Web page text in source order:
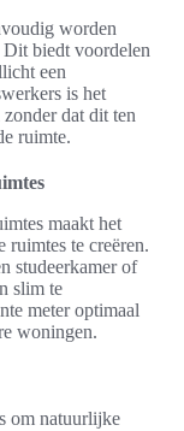
worden
Dit biedt voordelen
een
is het
dat dit ten
ruimte.
maakt het
te creëren.
studeerkamer of
slim te
meter optimaal
woningen.
om natuurlijke